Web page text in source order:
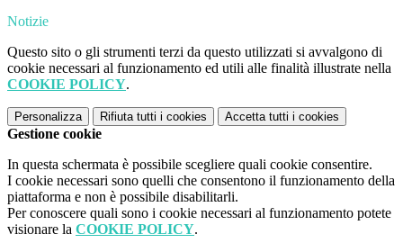
Notizie
Questo sito o gli strumenti terzi da questo utilizzati si avvalgono di
cookie necessari al funzionamento ed utili alle finalità illustrate nella
COOKIE POLICY.
Personalizza Rifiuta tutti i cookies Accetta tutti i cookies
Gestione cookie
In questa schermata è possibile scegliere quali cookie consentire.
I cookie necessari sono quelli che consentono il funzionamento della
piattaforma e non è possibile disabilitarli.
Per conoscere quali sono i cookie necessari al funzionamento potete
visionare la COOKIE POLICY.